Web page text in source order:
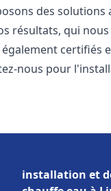
des solutions
résultats, qui
certifiés
nous pour
installation et